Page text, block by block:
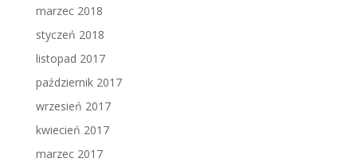
marzec 2018
styczeń 2018
listopad 2017
październik 2017
wrzesień 2017
kwiecień 2017
marzec 2017